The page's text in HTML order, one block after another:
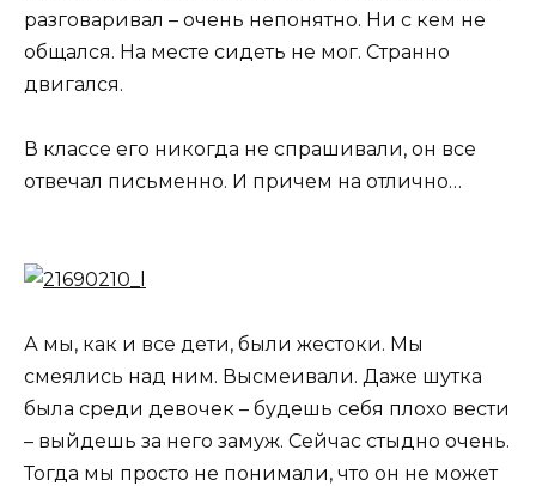
разговаривал – очень непонятно. Ни с кем не
общался. На месте сидеть не мог. Странно
двигался.
В классе его никогда не спрашивали, он все
отвечал письменно. И причем на отлично…
А мы, как и все дети, были жестоки. Мы
смеялись над ним. Высмеивали. Даже шутка
была среди девочек – будешь себя плохо вести
– выйдешь за него замуж. Сейчас стыдно очень.
Тогда мы просто не понимали, что он не может